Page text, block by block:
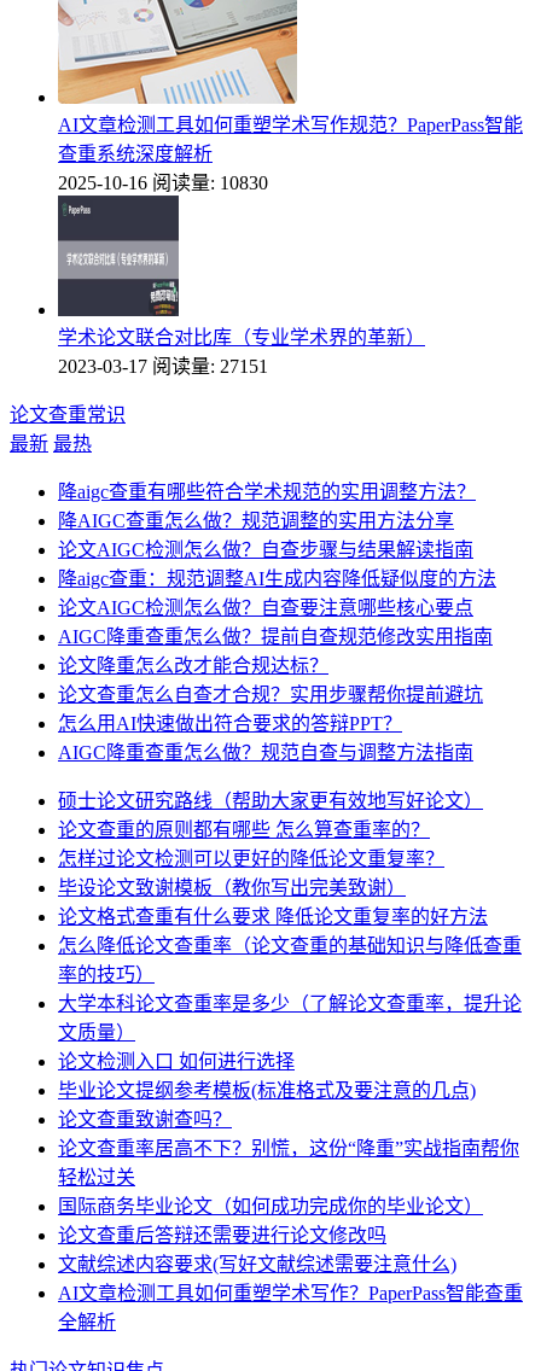
AI文章检测工具如何重塑学术写作规范？PaperPass智能
查重系统深度解析
2025-10-16 阅读量: 10830
学术论文联合对比库（专业学术界的革新）
2023-03-17 阅读量: 27151
论文查重常识
最新 最热
降aigc查重有哪些符合学术规范的实用调整方法？
降AIGC查重怎么做？规范调整的实用方法分享
论文AIGC检测怎么做？自查步骤与结果解读指南
降aigc查重：规范调整AI生成内容降低疑似度的方法
论文AIGC检测怎么做？自查要注意哪些核心要点
AIGC降重查重怎么做？提前自查规范修改实用指南
论文降重怎么改才能合规达标？
论文查重怎么自查才合规？实用步骤帮你提前避坑
怎么用AI快速做出符合要求的答辩PPT？
AIGC降重查重怎么做？规范自查与调整方法指南
硕士论文研究路线（帮助大家更有效地写好论文）
论文查重的原则都有哪些 怎么算查重率的？
怎样过论文检测可以更好的降低论文重复率？
毕设论文致谢模板（教你写出完美致谢）
论文格式查重有什么要求 降低论文重复率的好方法
怎么降低论文查重率（论文查重的基础知识与降低查重
率的技巧）
大学本科论文查重率是多少（了解论文查重率，提升论
文质量）
论文检测入口 如何进行选择
毕业论文提纲参考模板(标准格式及要注意的几点)
论文查重致谢查吗？
论文查重率居高不下？别慌，这份“降重”实战指南帮你
轻松过关
国际商务毕业论文（如何成功完成你的毕业论文）
论文查重后答辩还需要进行论文修改吗
文献综述内容要求(写好文献综述需要注意什么)
AI文章检测工具如何重塑学术写作？PaperPass智能查重
全解析